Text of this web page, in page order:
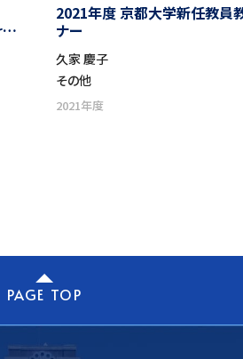
2021年度 京都大学新任教員
ナー
久家 慶子
その他
2021年度
PAGE TOP